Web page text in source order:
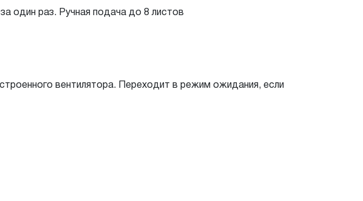
один раз. Ручная подача до 8 листов
вентилятора. Переходит в режим ожидания, если